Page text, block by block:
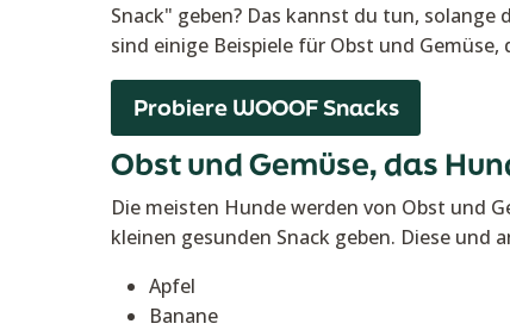
Snack" geben? Das kannst du tun,
sind einige Beispiele für Obst und
Probiere WOOOF Snacks
Obst und Gemüse, das
Die meisten Hunde werden von Obst und
kleinen gesunden Snack geben. Diese
Apfel
Banane